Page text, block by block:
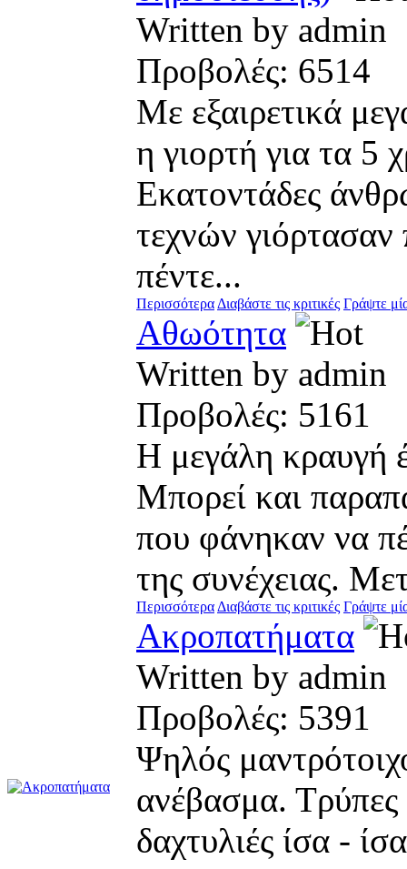
Written by
Προβολές:
Με εξαιρετικά
η γιορτή για τα 5
Εκατοντάδες
τεχνών γιόρτασαν
πέντε...
ΠερισσότεραΔιαβάστε τις κριτικές Γράψτε
Αθωότητα
Written by
Προβολές:
Η μεγάλη κραυγή
Μπορεί και
που φάνηκαν να
της συνέχειας.
ΠερισσότεραΔιαβάστε τις κριτικές Γράψτε
Ακροπατήματα
Written by
Προβολές:
Ψηλός
ανέβασμα.
δαχτυλιές ίσα -